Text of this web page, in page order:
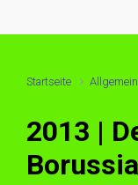
Startseite Allgemein
2013 |